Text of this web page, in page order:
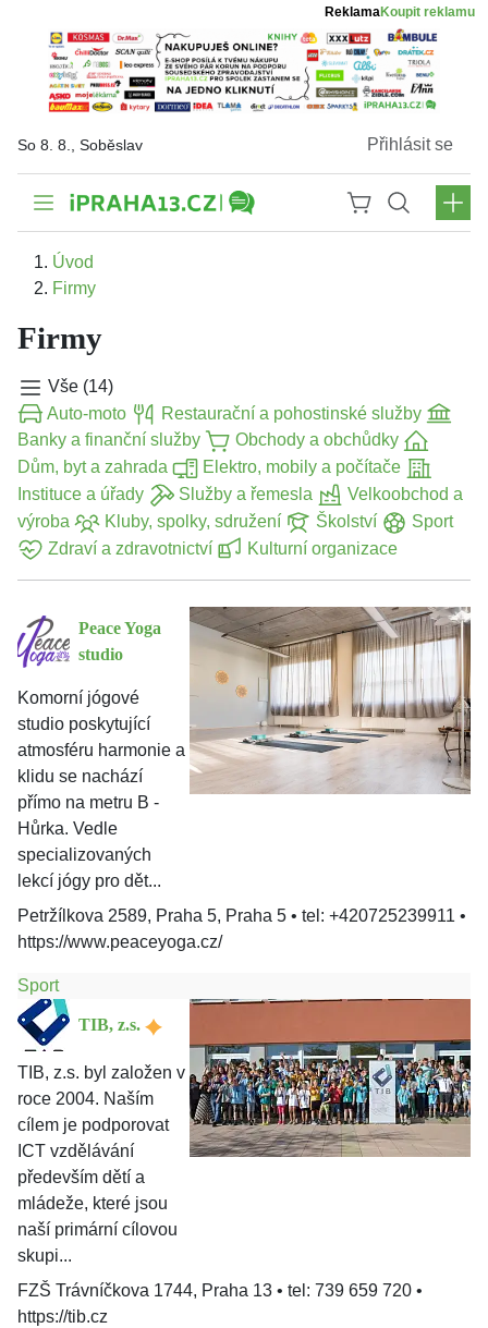
ReklamaKoupit reklamu
So 8. 8., Soběslav Přihlásit se
Úvod
Firmy
Firmy
Vše (14)
Auto-moto
Restaurační a pohostinské služby
Banky a finanční služby
Obchody a obchůdky
Dům, byt a zahrada
Elektro, mobily a počítače
Instituce a úřady
Služby a řemesla
Velkoobchod a
výroba
Kluby, spolky, sdružení Školství
Sport
Zdraví a zdravotnictví
Kulturní organizace
Peace Yoga
studio
Komorní jógové
studio poskytující
atmosféru harmonie a
klidu se nachází
přímo na metru B -
Hůrka. Vedle
specializovaných
lekcí jógy pro dět...
Petržílkova 2589, Praha 5, Praha 5 • tel: +420725239911 •
https://www.peaceyoga.cz/
Sport
TIB, z.s.
TIB, z.s. byl založen v
roce 2004. Naším
cílem je podporovat
ICT vzdělávání
především dětí a
mládeže, které jsou
naší primární cílovou
skupi...
FZŠ Trávníčkova 1744, Praha 13 • tel: 739 659 720 •
https://tib.cz